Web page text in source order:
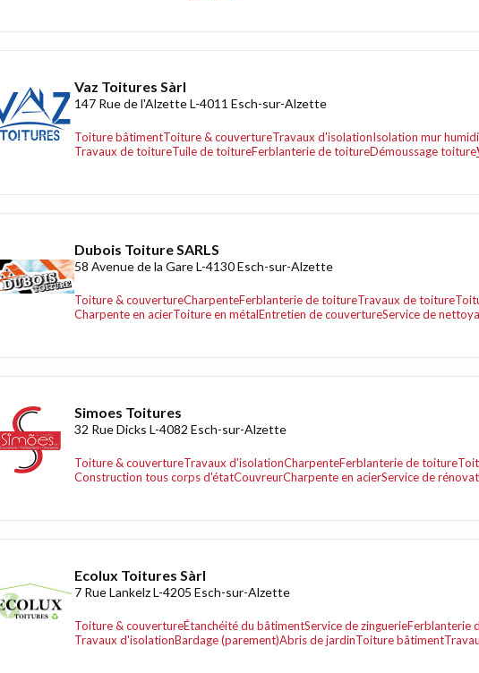
Vaz Toitures Sàrl
147 Rue de l'Alzette L-4011 Esch-sur-Alzette
Toiture bâtimentToiture & couvertureTravaux d'isolationIsolation mur
Travaux de toitureTuile de toitureFerblanterie de toitureDémoussage toiture
Dubois Toiture SARLS
58 Avenue de la Gare L-4130 Esch-sur-Alzette
Toiture & couvertureCharpenteFerblanterie de toitureTravaux de toiture
Charpente en acierToiture en métalEntretien de couvertureService de
Simoes Toitures
32 Rue Dicks L-4082 Esch-sur-Alzette
Toiture & couvertureTravaux d'isolationCharpenteFerblanterie de toiture
Construction tous corps d'étatCouvreurCharpente en acierService de
Ecolux Toitures Sàrl
7 Rue Lankelz L-4205 Esch-sur-Alzette
Toiture & couvertureÉtanchéité du bâtimentService de zinguerieFerblanterie
Travaux d'isolationBardage (parement)Abris de jardinToiture bâtiment